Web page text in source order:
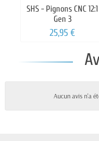
SHS - Pignons CNC 12:1
Gen 3
25,95 €
Aucun avis n'a